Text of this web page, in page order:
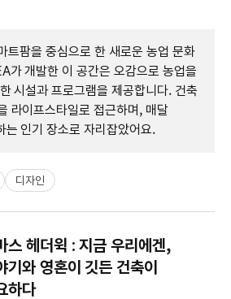
팜을 중심으로 한 새로운 농업 문화
가 개발한 이 공간은 오감으로 농업을
시설과 프로그램을 제공합니다. 건축
라이프스타일로 접근하며, 매달
인기 장소로 자리잡았어요.
디자인
스 헤더윅 : 지금 우리에겐,
기와 영혼이 깃든 건축이
하다